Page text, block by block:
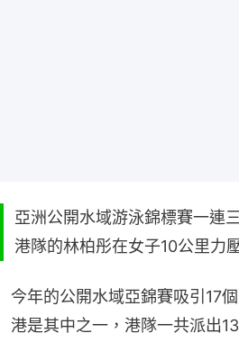
亞洲公開水域游泳錦標賽一連
港隊的林柏彤在女子10公里力
今年的公開水域亞錦賽吸引17
港是其中之一，港隊一共派出